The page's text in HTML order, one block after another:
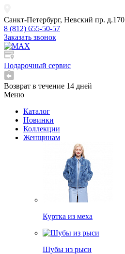
Санкт-Петербург, Невский пр. д.170
8 (812) 655-50-57
Заказать звонок
Подарочный сервис
Возврат в течение 14 дней
Меню
Каталог
Новинки
Коллекции
Женщинам
Куртка из меха
Шубы из рыси